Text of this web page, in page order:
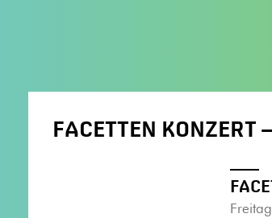
FACETTEN KONZERT